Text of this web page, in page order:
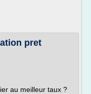
pret
au meilleur taux ?